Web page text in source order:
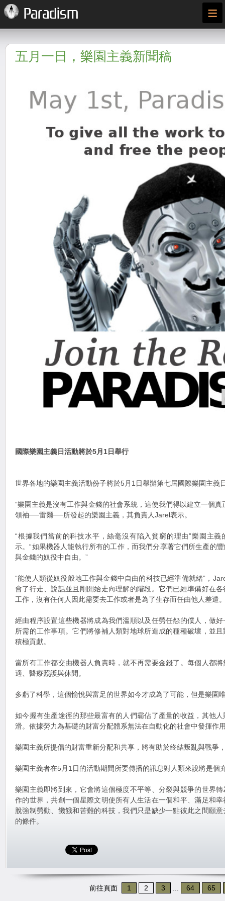
Paradism ≡
五月一日，樂園主義新聞稿
國際樂園主義日活動將於5月1日舉行
世界各地的樂園主義活動份子將於5月1日舉辦第七屆國際樂園主義
“樂園主義是沒有工作與金錢的社會系統，這使我們得以建立一個
領袖──雷爾──所發起的樂園主義，其負責人Jarel表示。
“根據我們當前的科技水平，絲毫沒有陷入貧窮的理由”樂園主
示。“如果機器人能執行所有的工作，而我們分享著它們所生產的
與金錢的奴役中自由。”
“能使人類從奴役般地工作與金錢中自由的科技已經準備就緒”，
會了行走、說話並且剛開始走向理解的階段。它們已經準備好在
工作，沒有任何人因此需要去工作或者是為了生存而任由他人差遣
經由程序設置這些機器將成為我們溫順以及任勞任怨的僕人，做
所需的工作事項。它們將修補人類對地球所造成的種種破壞，並
積極貢獻。
當所有工作都交由機器人負責時，就不再需要金錢了。每個人都
適、醫療照護與休閒。
多虧了科學，這個愉悅與富足的世界如今才成為了可能，但是樂園
如今握有生產途徑的那些最富有的人們霸佔了產量的收益，其他
滑。依據勞力為基礎的財富分配體系無法在自動化的社會中發揮作
樂園主義所提倡的財富重新分配和共享，將有助於終結叛亂與戰爭
樂園主義者在5月1日的活動期間所要傳播的訊息對人類來說將是個
樂園主義即將到來，它會將這個極度不平等、分裂與競爭的世界
作的世界，共創一個星際文明使所有人生活在一個和平、滿足和
脫強制勞動、饑餓和苦難的科技，我們只是缺少一點彼此之間願
的條件。
前往頁面 1 2 3 64 65